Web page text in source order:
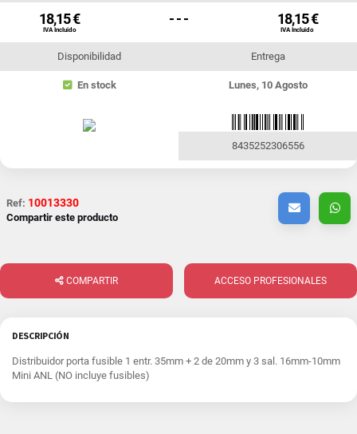
18,15 €
IVA Incluido
- - - 18,15 €
IVA Incluido
Disponibilidad
En stock
Entrega
Lunes, 10 Agosto
8435252306556
Ref: 10013330
Compartir este producto
COMPARTIR ACCESO PROFESIONALES
DESCRIPCIÓN
Distribuidor porta fusible 1 entr. 35mm + 2 de 20mm y 3 sal. 16mm-10mm
Mini ANL (NO incluye fusibles)